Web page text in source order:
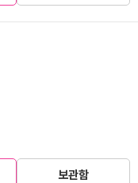
보관함